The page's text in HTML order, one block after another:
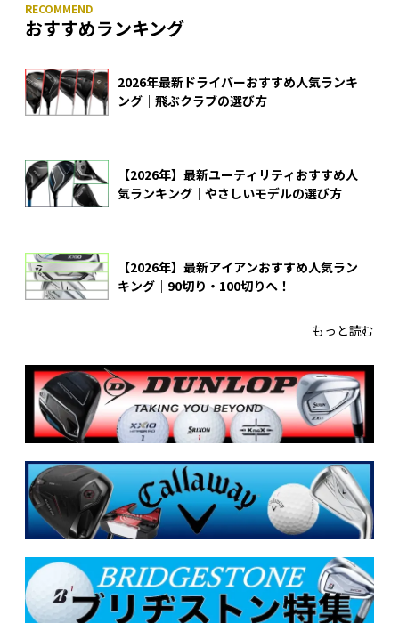
おすすめランキング
2026年最新ドライバーおすすめ人気ランキ
ング｜飛ぶクラブの選び方
【2026年】最新ユーティリティおすすめ人
気ランキング｜やさしいモデルの選び方
【2026年】最新アイアンおすすめ人気ラン
キング｜90切り・100切りへ！
もっと読む